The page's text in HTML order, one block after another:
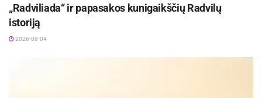
„Radviliada“ ir papasakos kunigaikščių Radvilų
istoriją
2026-08-04